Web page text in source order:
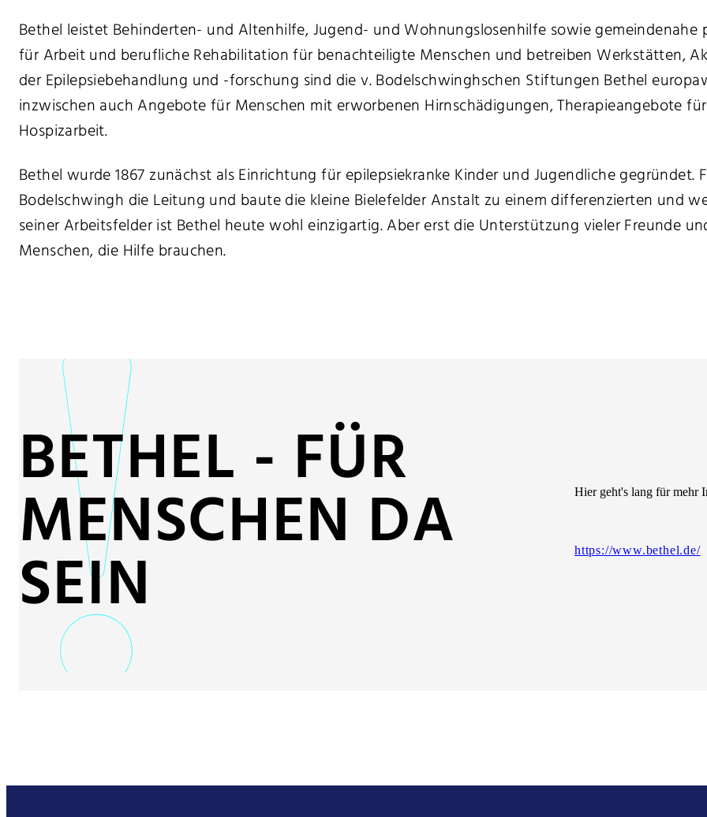
Bethel leistet Behinderten- und Altenhilfe, Jugend- und Wohnungslosenhilfe sowie gemeindenahe
für Arbeit und berufliche Rehabilitation für benachteiligte Menschen und betreiben Werkstätten,
der Epilepsiebehandlung und -forschung sind die v. Bodelschwinghschen Stiftungen Bethel
inzwischen auch Angebote für Menschen mit erworbenen Hirnschädigungen, Therapieangebote
Hospizarbeit.
Bethel wurde 1867 zunächst als Einrichtung für epilepsiekranke Kinder und Jugendliche gegründet.
Bodelschwingh die Leitung und baute die kleine Bielefelder Anstalt zu einem differenzierten und
seiner Arbeitsfelder ist Bethel heute wohl einzigartig. Aber erst die Unterstützung vieler Freunde
Menschen, die Hilfe brauchen.
BETHEL - FÜR
MENSCHEN DA
SEIN
Hier geht's lang für mehr
https://www.bethel.de/